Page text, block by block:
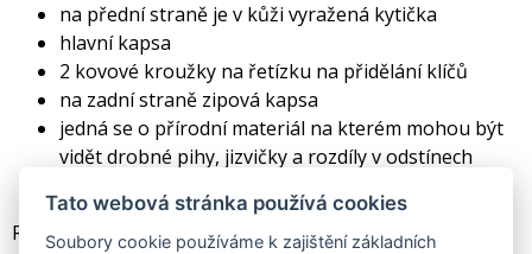
na přední straně je v kůži vyražená kytička
hlavní kapsa
2 kovové kroužky na řetízku na přidělání klíčů
na zadní straně zipová kapsa
jedná se o přírodní materiál na kterém mohou být
vidět drobné pihy, jizvičky a rozdíly v odstínech
Rozměry : 12 x 7,5 cm
Tato webová stránka používá cookies
Soubory cookie používáme k zajištění základních